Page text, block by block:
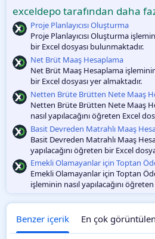
0
O
y
l
a
m
a
exceldepo tarafından daha
Proje Planlayıcısı Oluşturma
Proje Planlayıcısı Oluşturma
bir Excel dosyası bulunmaktadır.
Net Brüt Maaş Hesaplama
Net Brüt Maaş Hesaplama işleminin
bir Excel dosyası yer almaktadır.
Netten Brüte Brütten Nete Maaş
Netten Brüte Brütten Nete Maaş
nasıl yapılacağını öğreten Excel
Basit Devreden Matrahlı Maaş
Basit Devreden Matrahlı Maaş
yapılacağını öğreten bir Excel
Emekli Olamayanlar için Toptan
Emekli Olamayanlar için Toptan
işleminin nasıl yapılacağını
Benzer içerik En çok